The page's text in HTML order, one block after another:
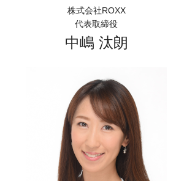
株式会社ROXX
代表取締役
中嶋 汰朗